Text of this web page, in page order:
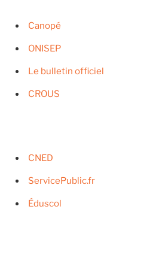
Canopé
ONISEP
Le bulletin officiel
CROUS
CNED
ServicePublic.fr
Éduscol